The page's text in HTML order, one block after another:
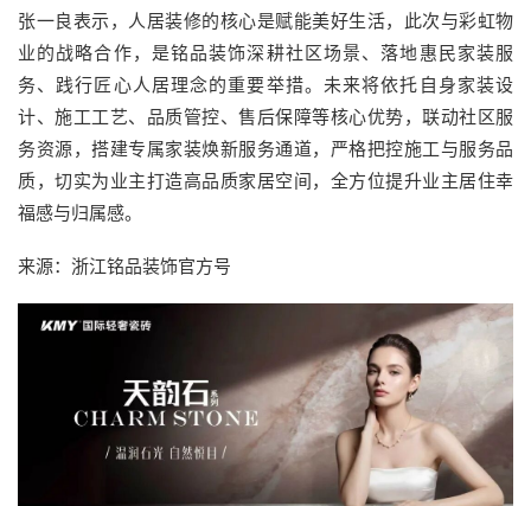
张一良表示，人居装修的核心是赋能美好生活，此次与彩虹物
业的战略合作，是铭品装饰深耕社区场景、落地惠民家装服
务、践行匠心人居理念的重要举措。未来将依托自身家装设
计、施工工艺、品质管控、售后保障等核心优势，联动社区服
务资源，搭建专属家装焕新服务通道，严格把控施工与服务品
质，切实为业主打造高品质家居空间，全方位提升业主居住幸
福感与归属感。
来源：浙江铭品装饰官方号